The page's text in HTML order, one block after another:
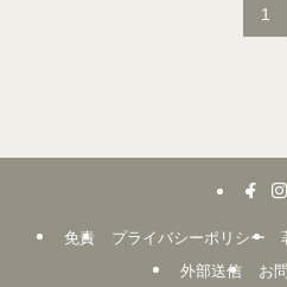
1
免責 プライバシーポリシー
外部送信
お